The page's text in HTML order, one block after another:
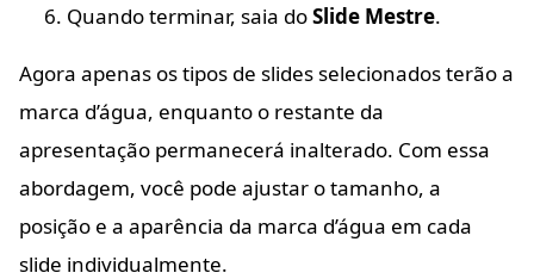
Quando terminar, saia doSlide Mestre.
Agora apenas os tipos de slides selecionados terão a
marca d’água, enquanto o restante da
apresentação permanecerá inalterado. Com essa
abordagem, você pode ajustar o tamanho, a
posição e a aparência da marca d’água em cada
slide individualmente.